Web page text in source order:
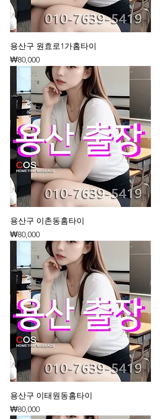
용산구 원효로1가홈타이
가격
₩80,000
용산구 이촌동홈타이
가격
₩80,000
용산구 이태원동홈타이
가격
₩80,000